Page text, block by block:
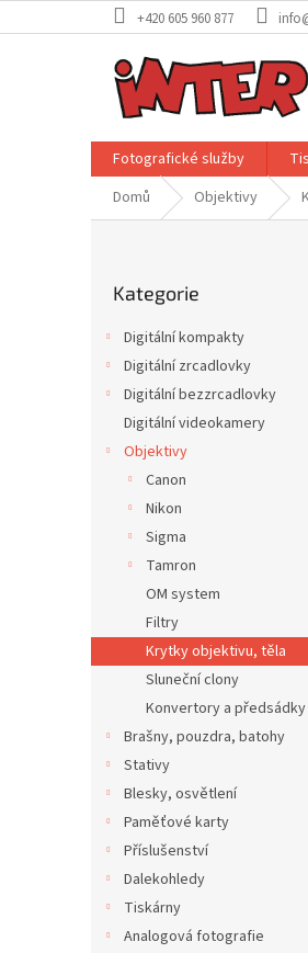
na
+420 605 960 877
Fotografické služby
Domů
Objektivy
kategorie
Kategorie
Digitální kompakty
Digitální zrcadlovky
Digitální bezzrcadlovky
Digitální videokamery
Objektivy
Canon
Nikon
Sigma
Tamron
OM system
Filtry
Krytky objektivu, těla
Sluneční clony
Konvertory a předsádky
Brašny, pouzdra, batohy
Stativy
Blesky, osvětlení
Paměťové karty
Příslušenství
Dalekohledy
Tiskárny
Analogová fotografie